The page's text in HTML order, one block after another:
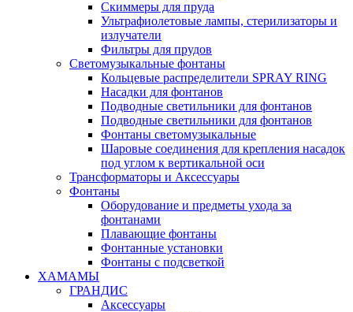
Скиммеры для пруда
Ультрафиолетовые лампы, стерилизаторы и
излучатели
Фильтры для прудов
Светомузыкальные фонтаны
Кольцевые распределители SPRAY RING
Насадки для фонтанов
Подводные светильники для фонтанов
Подводные светильники для фонтанов
Фонтаны светомузыкальные
Шаровые соединения для крепления насадок
под углом к вертикальной оси
Трансформаторы и Аксессуары
Фонтаны
Оборудование и предметы ухода за
фонтанами
Плавающие фонтаны
Фонтанные установки
Фонтаны с подсветкой
ХАМАМЫ
ГРАНДИС
Аксессуары